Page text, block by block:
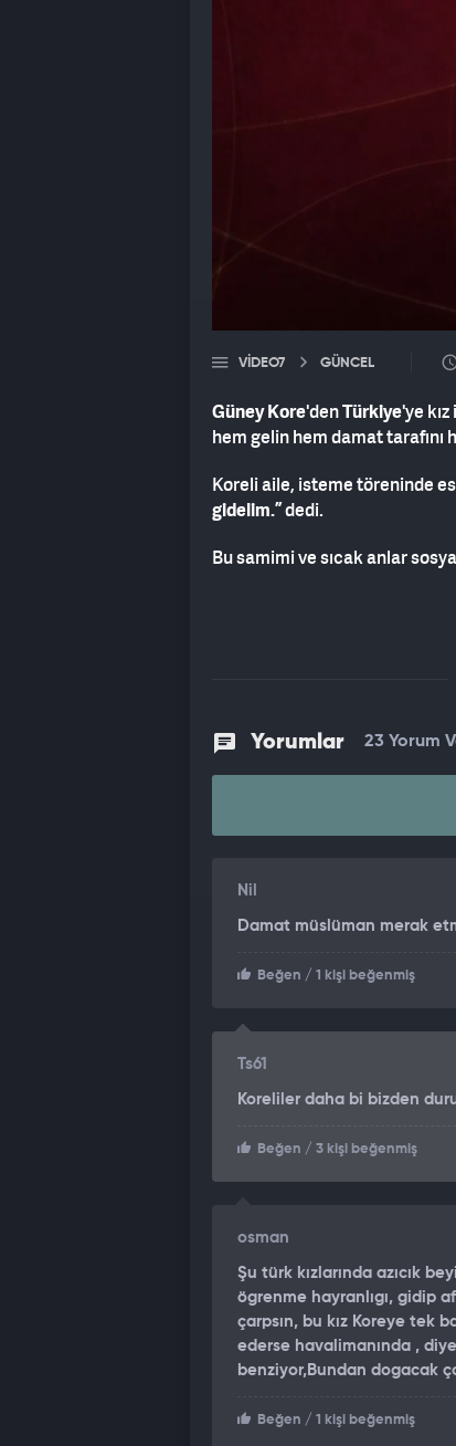
VIDEO7 GÜNCEL
Güney Kore'denTürkiye'ye
hem gelin hem damat tarafını
Koreli aile, isteme töreninde
gidelim.”dedi.
Bu samimi ve sıcak anlar
Yorumlar 23 Yorum
Nil
Damat müslüman merak
Beğen / 1 kişi beğenmiş
Ts61
Koreliler daha bi bizden
Beğen / 3 kişi beğenmiş
osman
Şu türk kızlarında azıcık
ögrenme hayranlıgı, gidip
çarpsın, bu kız Koreye tek
ederse havalimanında ,
benziyor,Bundan dogacak
Beğen / 1 kişi beğenmiş